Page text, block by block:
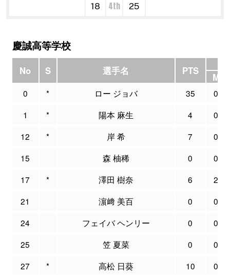
18
4th 25
慶誠高等学校
No S 選手名 PTS
M
0 * ロー ジョバ 35
0
1
* 陽本 麻生 4
0
12
* 岸 希 7
0
15
森 柚稀 0
0
17
* 澤田 樹奈 6
2
21
濵﨑 美百 0
0
24
フェイバ ヘンリー 0
0
25
笠 夏菜 0
0
27
* 高松 日葵 10
0